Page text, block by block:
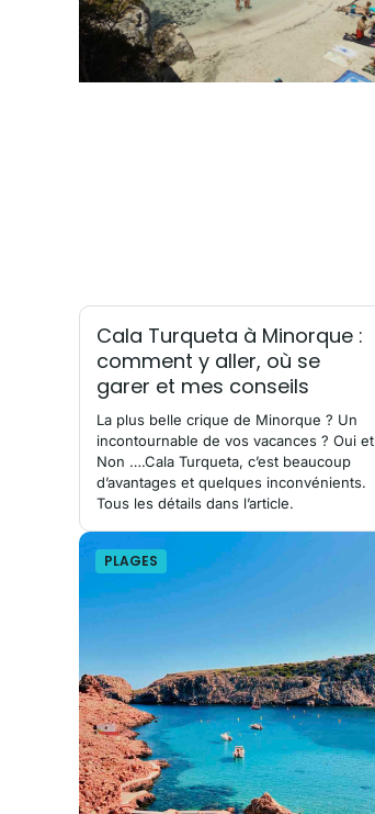
Cala Turqueta à Minorque :
comment y aller, où se
garer et mes conseils
La plus belle crique de Minorque ? Un
incontournable de vos vacances ? Oui et
Non ….Cala Turqueta, c’est beaucoup
d’avantages et quelques inconvénients.
Tous les détails dans l’article.
PLAGES